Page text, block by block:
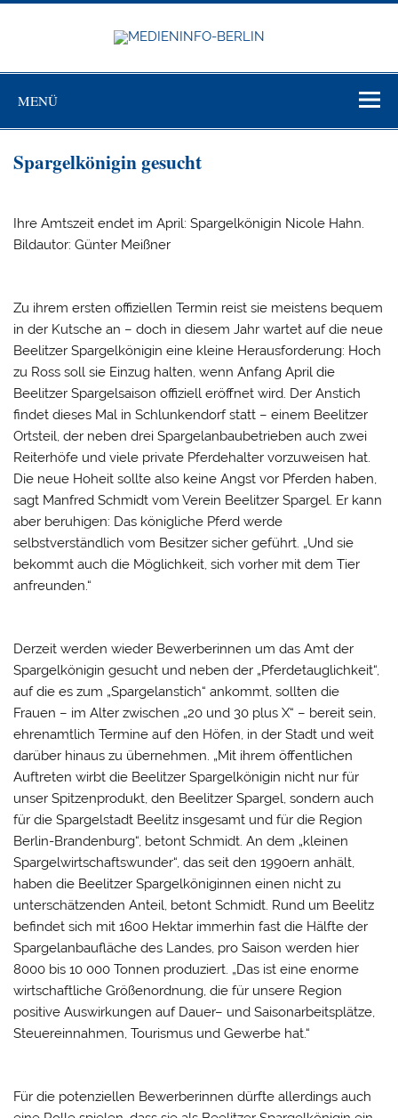
Zum
MENÜ
Spargelkönigin gesucht
Ihre Amtszeit endet im April: Spargelkönigin Nicole Hahn.
Bildautor: Günter Meißner
Zu ihrem ersten offiziellen Termin reist sie meistens bequem
in der Kutsche an – doch in diesem Jahr wartet auf die neue
Beelitzer Spargelkönigin eine kleine Herausforderung: Hoch
zu Ross soll sie Einzug halten, wenn Anfang April die
Beelitzer Spargelsaison offiziell eröffnet wird. Der Anstich
findet dieses Mal in Schlunkendorf statt – einem Beelitzer
Ortsteil, der neben drei Spargelanbaubetrieben auch zwei
Reiterhöfe und viele private Pferdehalter vorzuweisen hat.
Die neue Hoheit sollte also keine Angst vor Pferden haben,
sagt Manfred Schmidt vom Verein Beelitzer Spargel. Er kann
aber beruhigen: Das königliche Pferd werde
selbstverständlich vom Besitzer sicher geführt. „Und sie
bekommt auch die Möglichkeit, sich vorher mit dem Tier
anfreunden.“
Derzeit werden wieder Bewerberinnen um das Amt der
Spargelkönigin gesucht und neben der „Pferdetauglichkeit“,
auf die es zum „Spargelanstich“ ankommt, sollten die
Frauen – im Alter zwischen „20 und 30 plus X“ – bereit sein,
ehrenamtlich Termine auf den Höfen, in der Stadt und weit
darüber hinaus zu übernehmen. „Mit ihrem öffentlichen
Auftreten wirbt die Beelitzer Spargelkönigin nicht nur für
unser Spitzenprodukt, den Beelitzer Spargel, sondern auch
für die Spargelstadt Beelitz insgesamt und für die Region
Berlin-Brandenburg“, betont Schmidt. An dem „kleinen
Spargelwirtschaftswunder“, das seit den 1990ern anhält,
haben die Beelitzer Spargelköniginnen einen nicht zu
unterschätzenden Anteil, betont Schmidt. Rund um Beelitz
befindet sich mit 1600 Hektar immerhin fast die Hälfte der
Spargelanbaufläche des Landes, pro Saison werden hier
8000 bis 10 000 Tonnen produziert. „Das ist eine enorme
wirtschaftliche Größenordnung, die für unsere Region
positive Auswirkungen auf Dauer– und Saisonarbeitsplätze,
Steuereinnahmen, Tourismus und Gewerbe hat.“
Für die potenziellen Bewerberinnen dürfte allerdings auch